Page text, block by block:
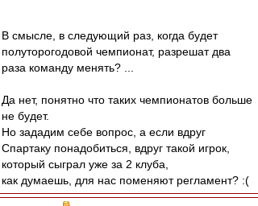
В смысле, в следующий раз, когда будет
полуторогодовой чемпионат, разрешат два
раза команду менять? ...
Да нет, понятно что таких чемпионатов больше
не будет.
Но зададим себе вопрос, а если вдруг
Спартаку понадобиться, вдруг такой игрок,
который сыграл уже за 2 клуба,
как думаешь, для нас поменяют регламент? :(